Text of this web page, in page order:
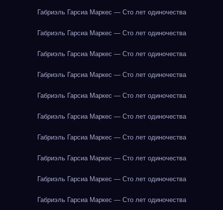
Габриэль Гарсиа Маркес — Сто лет одиночества
Габриэль Гарсиа Маркес — Сто лет одиночества
Габриэль Гарсиа Маркес — Сто лет одиночества
Габриэль Гарсиа Маркес — Сто лет одиночества
Габриэль Гарсиа Маркес — Сто лет одиночества
Габриэль Гарсиа Маркес — Сто лет одиночества
Габриэль Гарсиа Маркес — Сто лет одиночества
Габриэль Гарсиа Маркес — Сто лет одиночества
Габриэль Гарсиа Маркес — Сто лет одиночества
Габриэль Гарсиа Маркес — Сто лет одиночества